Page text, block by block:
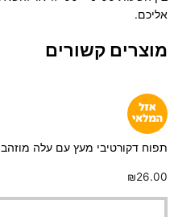
אליכם.
מוצרים קשורים
תפוח דקורטיבי מעץ עם עלה מוזהב
₪26.00